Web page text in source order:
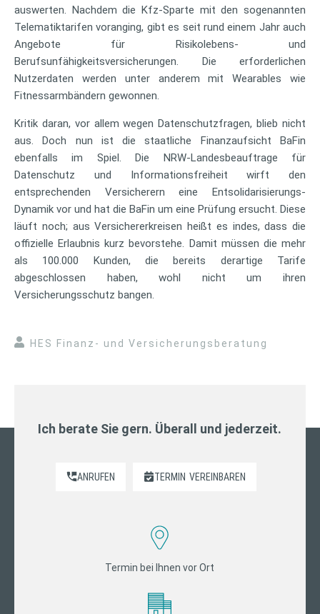
auswerten. Nachdem die Kfz-Sparte mit den sogenannten
Telematiktarifen voranging, gibt es seit rund einem Jahr auch
Angebote für Risikolebens- und
Berufsunfähigkeitsversicherungen. Die erforderlichen
Nutzerdaten werden unter anderem mit Wearables wie
Fitnessarmbändern gewonnen.
Kritik daran, vor allem wegen Datenschutzfragen, blieb nicht
aus. Doch nun ist die staatliche Finanzaufsicht BaFin
ebenfalls im Spiel. Die NRW-Landesbeauftrage für
Datenschutz und Informationsfreiheit wirft den
entsprechenden Versicherern eine Entsolidarisierungs-
Dynamik vor und hat die BaFin um eine Prüfung ersucht. Diese
läuft noch; aus Versichererkreisen heißt es indes, dass die
offizielle Erlaubnis kurz bevorstehe. Damit müssen die mehr
als 100.000 Kunden, die bereits derartige Tarife
abgeschlossen haben, wohl nicht um ihren
Versicherungsschutz bangen.
HES Finanz- und Versicherungsberatung
Ich berate Sie gern. Überall und jederzeit.
ANRUFEN TERMIN VEREINBAREN
Termin bei Ihnen vor Ort